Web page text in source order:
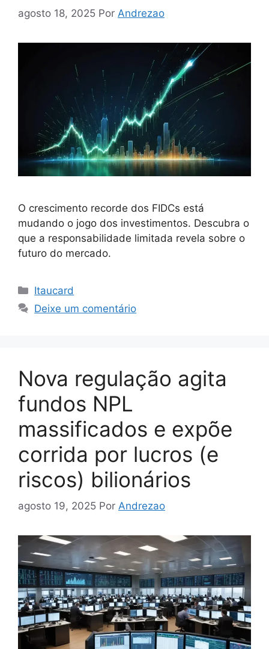
agosto 18, 2025 Por Andrezao
O crescimento recorde dos FIDCs está
mudando o jogo dos investimentos. Descubra o
que a responsabilidade limitada revela sobre o
futuro do mercado.
Categorias
Itaucard
Deixe um comentário
Nova regulação agita
fundos NPL
massificados e expõe
corrida por lucros (e
riscos) bilionários
agosto 19, 2025 Por Andrezao